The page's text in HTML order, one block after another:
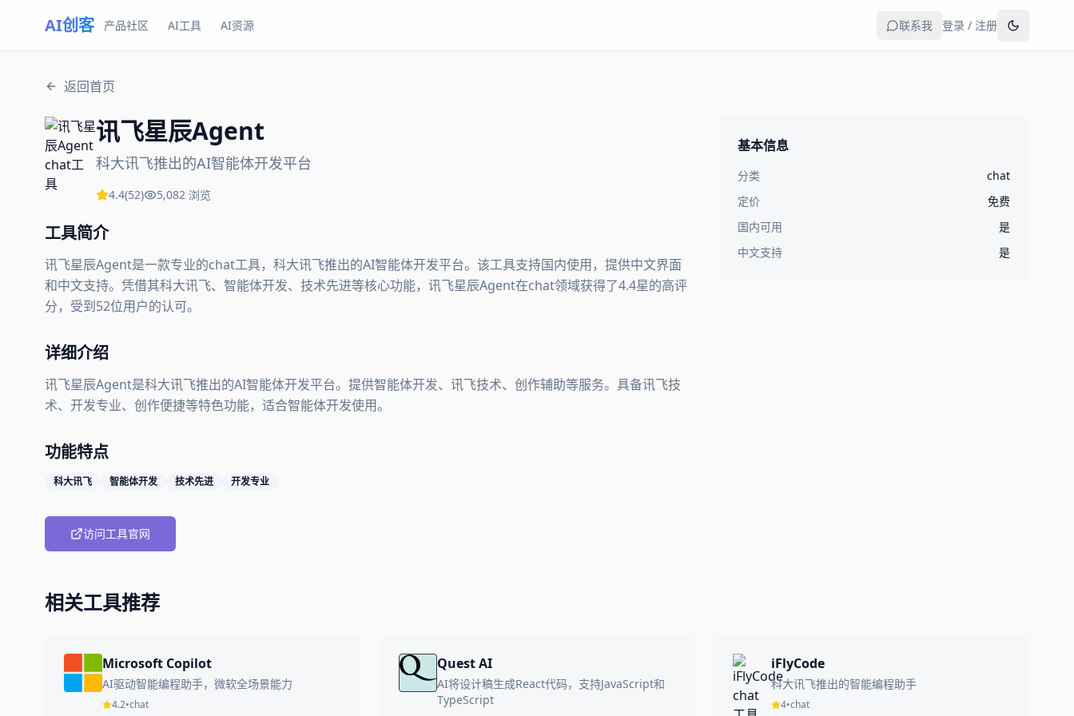
AI创客 产品社区 AI工具 AI资源 联系我 登录 / 注册
返回首页
讯飞星辰Agent
科大讯飞推出的AI智能体开发平台
4.4(52) 5,082 浏览
工具简介
讯飞星辰Agent是一款专业的chat工具，科大讯飞推出的AI智能体开发平台。该工具支持国内使用，提供中文界面
和中文支持。凭借其科大讯飞、智能体开发、技术先进等核心功能，讯飞星辰Agent在chat领域获得了4.4星的高评
分，受到52位用户的认可。
详细介绍
讯飞星辰Agent是科大讯飞推出的AI智能体开发平台。提供智能体开发、讯飞技术、创作辅助等服务。具备讯飞技
术、开发专业、创作便捷等特色功能，适合智能体开发使用。
功能特点
科大讯飞 智能体开发 技术先进 开发专业
访问工具官网
基本信息
分类
chat
定价
免费
国内可用
是
中文支持
是
相关工具推荐
Microsoft Copilot
AI驱动智能编程助手，微软全场景能力
4.2•chat
Quest AI
AI将设计稿生成React代码，支持JavaScript和
TypeScript
iFlyCode
科大讯飞推出的智能编程助手
4•chat